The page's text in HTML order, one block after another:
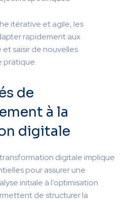
itérative et agile, les
rapidement aux
saisir de nouvelles
pratique.
de
à la
digitale
digitale implique
pour assurer une
initiale à l’optimisation
de structurer la